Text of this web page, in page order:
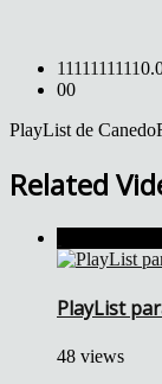
1111111111
00
PlayList de
Related
PlayList
48 views